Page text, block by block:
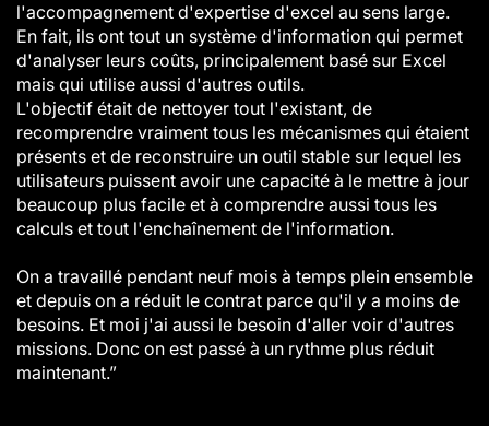
l'accompagnement d'expertise d'excel au sens large.
En fait, ils ont tout un système d'information qui permet
d'analyser leurs coûts, principalement basé sur Excel
mais qui utilise aussi d'autres outils.
L'objectif était de nettoyer tout l'existant, de
recomprendre vraiment tous les mécanismes qui étaient
présents et de reconstruire un outil stable sur lequel les
utilisateurs puissent avoir une capacité à le mettre à jour
beaucoup plus facile et à comprendre aussi tous les
calculs et tout l'enchaînement de l'information.
On a travaillé pendant neuf mois à temps plein ensemble
et depuis on a réduit le contrat parce qu'il y a moins de
besoins. Et moi j'ai aussi le besoin d'aller voir d'autres
missions. Donc on est passé à un rythme plus réduit
maintenant.”